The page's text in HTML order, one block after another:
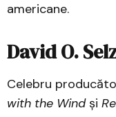
americane.
David O.
Celebru
with the Windși